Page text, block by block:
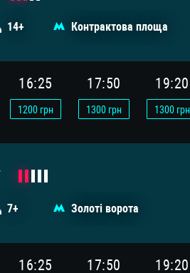
14+ Контрактова площа
16:25
1200 грн
17:50
1300 грн
19:20
1300 грн
7+ Золоті ворота
16:25 17:50 19:20